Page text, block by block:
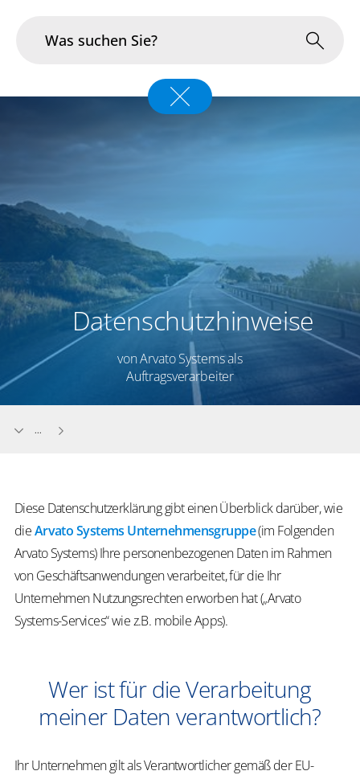
Infrastruktur & Betrieb
Über uns
Karriere Datenschutzhinweise
von Arvato Systems als
Auftragsverarbeiter
...
Diese Datenschutzerklärung gibt einen Überblick darüber, wie
dieArvato Systems Unternehmensgruppe(im Folgenden
Arvato Systems) Ihre personenbezogenen Daten im Rahmen
von Geschäftsanwendungen verarbeitet, für die Ihr
Unternehmen Nutzungsrechten erworben hat („Arvato
Systems-Services“ wie z.B. mobile Apps).
Wer ist für die Verarbeitung
meiner Daten verantwortlich?
Ihr Unternehmen gilt als Verantwortlicher gemäß der EU-